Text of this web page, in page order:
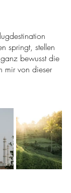
springt, stellen
bewusst die
mir von dieser